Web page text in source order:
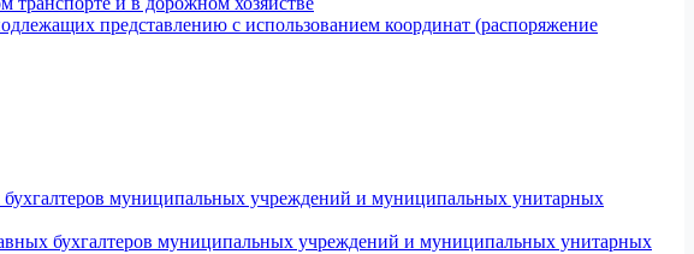
представлению с использованием координат (распоряжение
бухгалтеров муниципальных учреждений и муниципальных унитарных
бухгалтеров муниципальных учреждений и муниципальных унитарных